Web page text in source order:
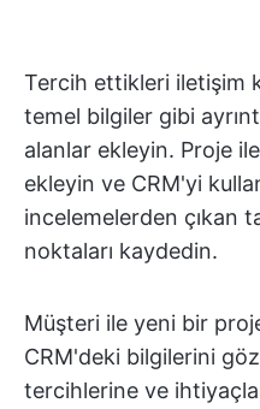
Tercih ettikleri iletişim
temel bilgiler gibi
alanlar ekleyin. Proje
ekleyin ve CRM'yi
incelemelerden çıkan
noktaları kaydedin.
Müşteri ile yeni bir
CRM'deki bilgilerini
tercihlerine ve